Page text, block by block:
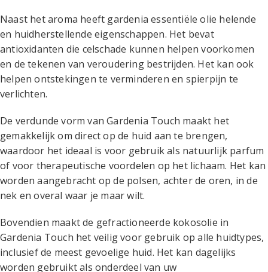
Naast het aroma heeft gardenia essentiële olie helende
en huidherstellende eigenschappen. Het bevat
antioxidanten die celschade kunnen helpen voorkomen
en de tekenen van veroudering bestrijden. Het kan ook
helpen ontstekingen te verminderen en spierpijn te
verlichten.
De verdunde vorm van Gardenia Touch maakt het
gemakkelijk om direct op de huid aan te brengen,
waardoor het ideaal is voor gebruik als natuurlijk parfum
of voor therapeutische voordelen op het lichaam. Het kan
worden aangebracht op de polsen, achter de oren, in de
nek en overal waar je maar wilt.
Bovendien maakt de gefractioneerde kokosolie in
Gardenia Touch het veilig voor gebruik op alle huidtypes,
inclusief de meest gevoelige huid. Het kan dagelijks
worden gebruikt als onderdeel van uw